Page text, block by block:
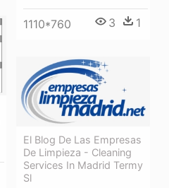
1110*760 3 1
El Blog De Las Empresas
De Limpieza - Cleaning
Services In Madrid Termy
Sl